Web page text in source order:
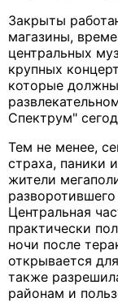
Закрыты
магазины,
центральных
крупных
которые
Спектрум"
Тем не менее,
страха, паники
жители
Центральная
практически
ночи после
открывается
также
районам и